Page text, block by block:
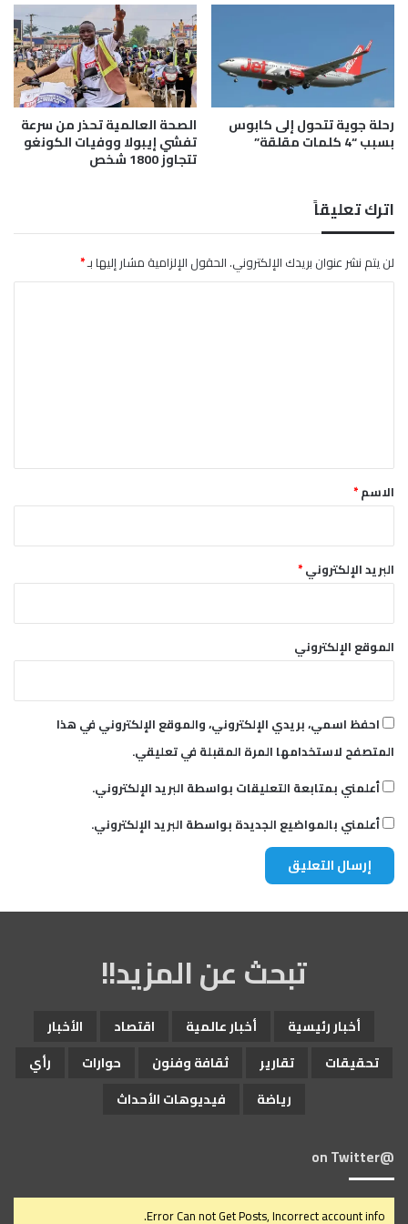
ب
ع
ل
»
و
ة
2
4
رحلة جوية تتحول إلى كابوس
بسبب “4 كلمات مقلقة”
الصحة العالمية تحذر من سرعة
تفشي إيبولا ووفيات الكونغو
تتجاوز 1800 شخص
اترك تعليقاً
لن يتم نشر عنوان بريدك الإلكتروني.الحقول الإلزامية مشار إليها بـ*
*الاسم*
البريد الإلكتروني*
الموقع الإلكتروني
احفظ اسمي، بريدي الإلكتروني، والموقع الإلكتروني في هذا
المتصفح لاستخدامها المرة المقبلة في تعليقي.
أعلمني بمتابعة التعليقات بواسطة البريد الإلكتروني.
أعلمني بالمواضيع الجديدة بواسطة البريد الإلكتروني.
تبحث عن المزيد!!
أخبار رئيسية أخبار عالمية اقتصاد
الأخبار
تحقيقات
تقارير ثقافة وفنون حوارات
رأي
رياضة
فيديوهات الأحداث
@on Twitter
Error Can not Get Posts, Incorrect account info.